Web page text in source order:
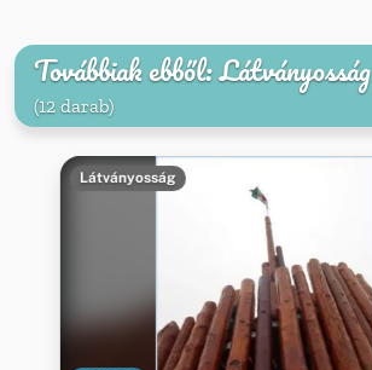
Továbbiak ebből: Látványosság
(12 darab)
Látványosság